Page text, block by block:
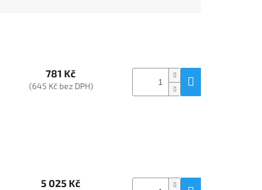
781 Kč
(645 Kč bez DPH)
5 025 Kč